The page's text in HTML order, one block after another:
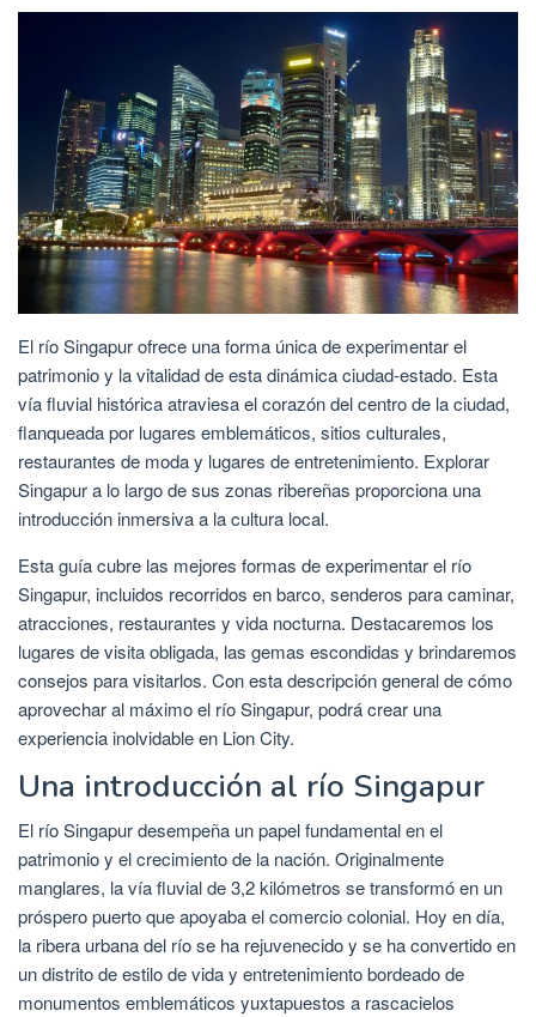
El río Singapur ofrece una forma única de experimentar el
patrimonio y la vitalidad de esta dinámica ciudad-estado. Esta
vía fluvial histórica atraviesa el corazón del centro de la ciudad,
flanqueada por lugares emblemáticos, sitios culturales,
restaurantes de moda y lugares de entretenimiento. Explorar
Singapur a lo largo de sus zonas ribereñas proporciona una
introducción inmersiva a la cultura local.
Esta guía cubre las mejores formas de experimentar el río
Singapur, incluidos recorridos en barco, senderos para caminar,
atracciones, restaurantes y vida nocturna. Destacaremos los
lugares de visita obligada, las gemas escondidas y brindaremos
consejos para visitarlos. Con esta descripción general de cómo
aprovechar al máximo el río Singapur, podrá crear una
experiencia inolvidable en Lion City.
Una introducción al río Singapur
El río Singapur desempeña un papel fundamental en el
patrimonio y el crecimiento de la nación. Originalmente
manglares, la vía fluvial de 3,2 kilómetros se transformó en un
próspero puerto que apoyaba el comercio colonial. Hoy en día,
la ribera urbana del río se ha rejuvenecido y se ha convertido en
un distrito de estilo de vida y entretenimiento bordeado de
monumentos emblemáticos yuxtapuestos a rascacielos